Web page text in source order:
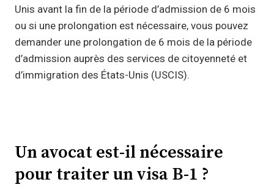
Unis avant la fin de la période d’admission de 6 mois
ou si une prolongation est nécessaire, vous pouvez
demander une prolongation de 6 mois de la période
d’admission auprès des services de citoyenneté et
d’immigration des États-Unis (USCIS).
Un avocat est-il nécessaire
pour traiter un visa B-1 ?